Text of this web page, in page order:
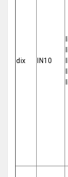
dix IN10